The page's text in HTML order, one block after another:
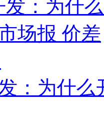
：为什